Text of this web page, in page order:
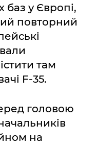
баз у Європі,
повторний
там
F-35.
головою
на